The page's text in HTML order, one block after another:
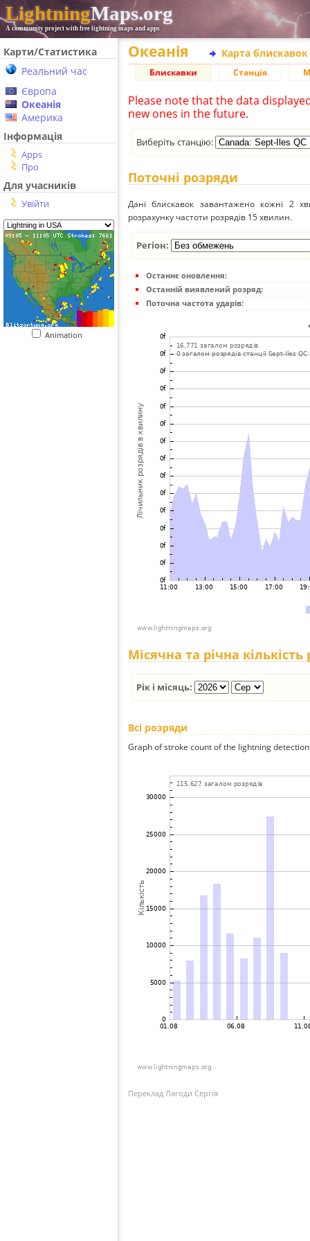
LightningMaps.org
A community project with free lightning maps and apps
Карти/Статистика
Реальний час
Європа
Океанія
Америка
Інформація
Apps
Про
Для учасників
Увійти
Animation
Океанія Карта
Блискавки Станція
Please note that the data
new ones in the future.
Виберіть станцію:
Поточні розряди
Дані блискавок завантажено кожні 2
розрахунку частоти розрядів 15 хвилин.
Регіон:
Останнє оновлення:
Останній виявлений розряд:
Поточна частота ударів:
Місячна та річна кількість
Рік і місяць:
Всі розряди
Graph of stroke count of the lightning
Переклад Лагоди Сергія